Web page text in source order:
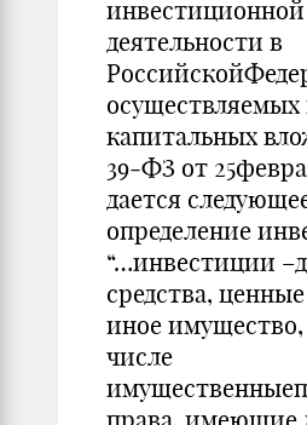
инвестиционной
деятельности в
капитальных
39‑ФЗ от
дается
определение
“…инвестиции
средства,
иное
числе